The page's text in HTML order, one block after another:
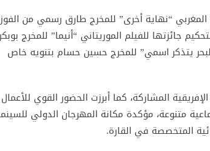
“نهاية أخرى” للمخرج طارق رسمي من الفوز
جائزتها للفيلم الموريتاني “أنيما” للمخرج بوبكر
يتذكر اسمي” للمخرج حسين حسام بتنويه خاص
المشاركة، كما أبرزت الحضور القوي للأعمال
متنوعة، مؤكدة مكانة المهرجان الدولي
المتخصصة في القارة.